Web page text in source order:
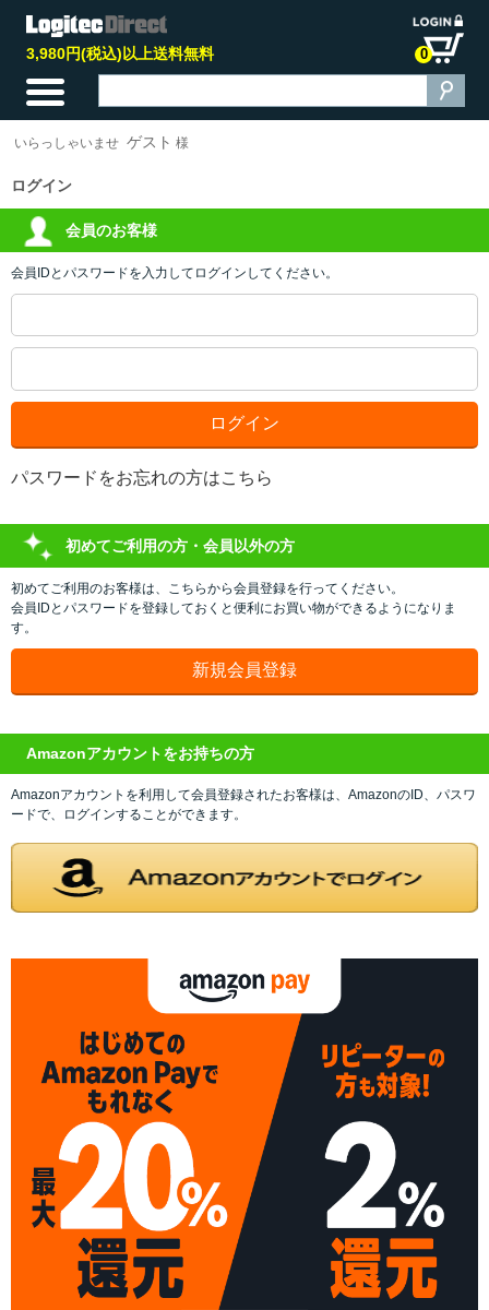
3,980円(税込)以上送料無料 0
いらっしゃいませ ゲスト 様
ログイン
会員のお客様
会員IDとパスワードを入力してログインしてください。
パスワードをお忘れの方はこちら
初めてご利用の方・会員以外の方
初めてご利用のお客様は、こちらから会員登録を行ってください。
会員IDとパスワードを登録しておくと便利にお買い物ができるようになりま
す。
Amazonアカウントをお持ちの方
Amazonアカウントを利用して会員登録されたお客様は、AmazonのID、パスワ
ードで、ログインすることができます。